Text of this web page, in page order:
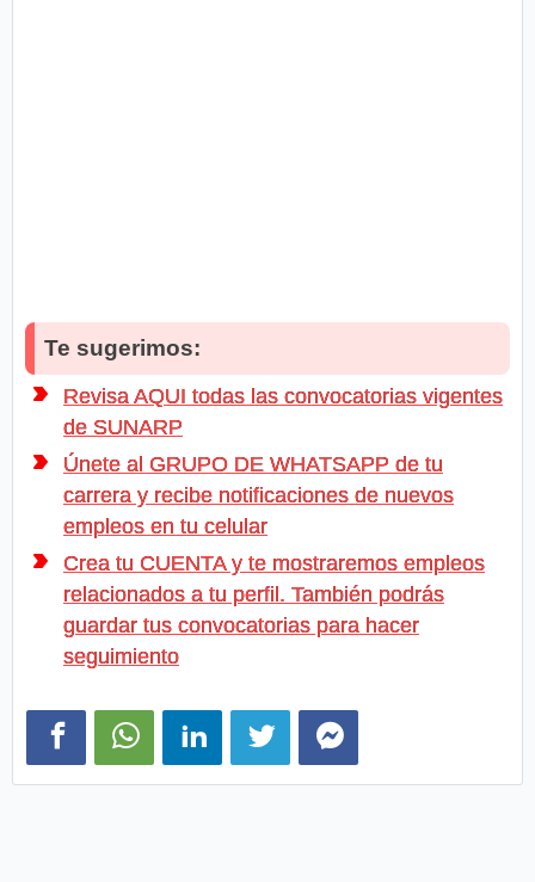
Te sugerimos:
Revisa AQUI todas las convocatorias vigentes
de SUNARP
Únete al GRUPO DE WHATSAPP de tu
carrera y recibe notificaciones de nuevos
empleos en tu celular
Crea tu CUENTA y te mostraremos empleos
relacionados a tu perfil. También podrás
guardar tus convocatorias para hacer
seguimiento